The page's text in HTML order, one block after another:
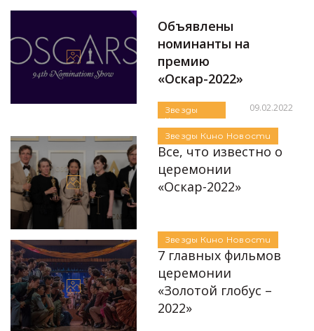
Звезды
Кино
Новости
Объявлены
номинанты на
премию
«Оскар-2022»
09.02.2022
Звезды Кино Новости
Все, что известно о
церемонии
«Оскар-2022»
Звезды Кино Новости
7 главных фильмов
церемонии
«Золотой глобус –
2022»